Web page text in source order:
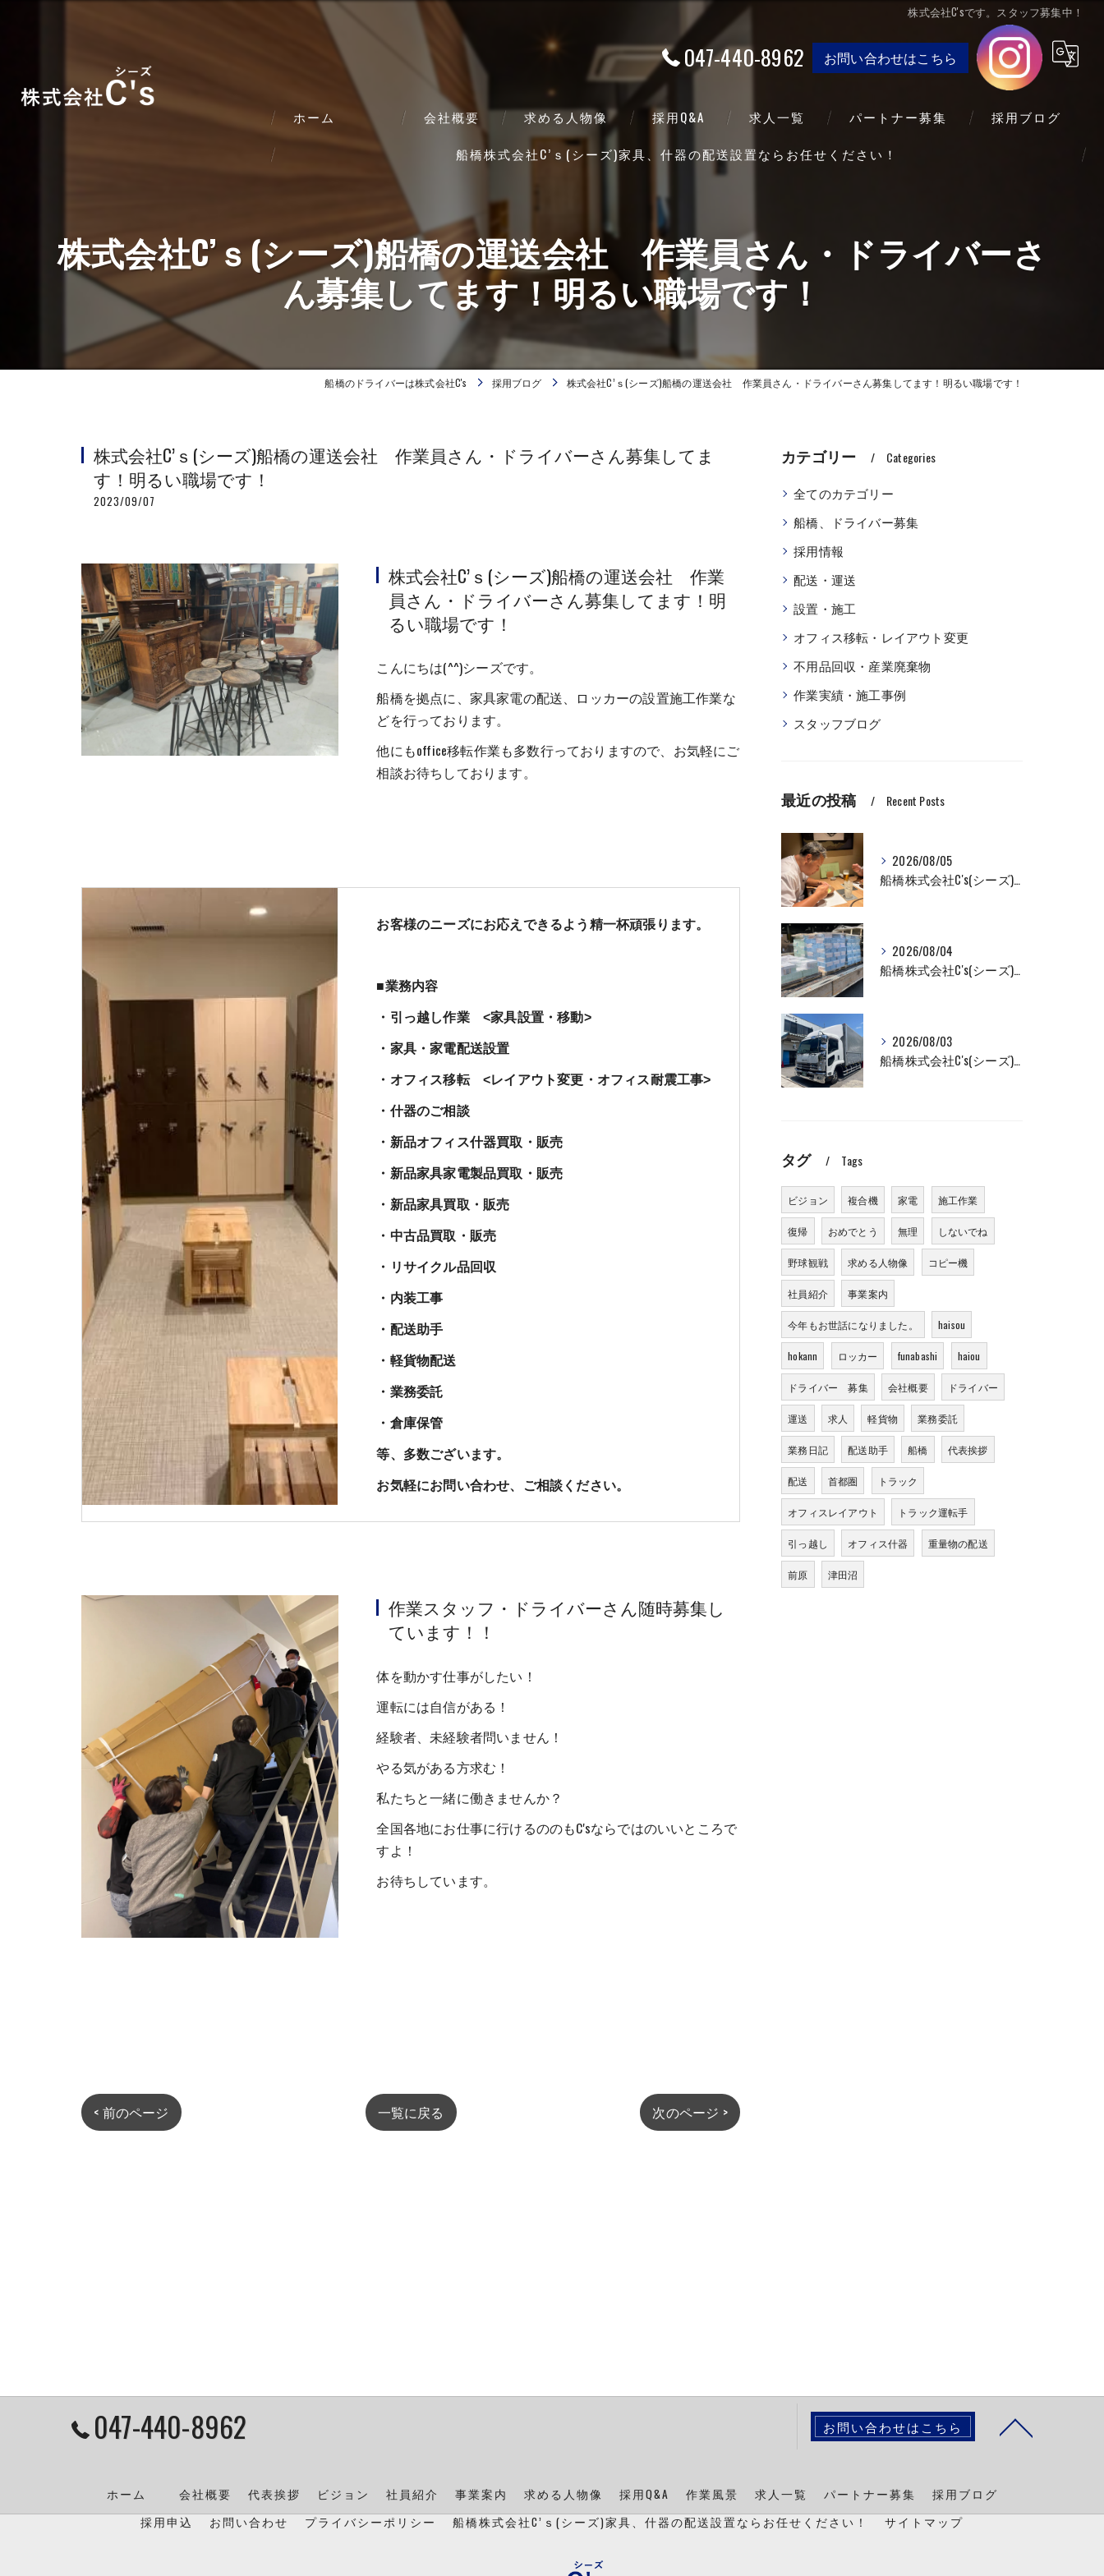
株式会社C'sです。スタッフ募集中！
047-440-8962 お問い合わせはこちら
ホーム 会社概要
事業案内
求める人物像 採用Q&A 求人一覧 パートナー募集 採用ブログ
船橋株式会社C’ｓ(シーズ)家具、什器の配送設置ならお任せください！
株式会社C’ｓ(シーズ)船橋の運送会社 作業員さん・ドライバーさ
ん募集してます！明るい職場です！
船橋のドライバーは株式会社C's 採用ブログ 株式会社C’ｓ(シーズ)船橋の運送会社 作業員さん・ドライバーさん募集してます！明るい職場です！
株式会社C’ｓ(シーズ)船橋の運送会社 作業員さん・ドライバーさん募集してま
す！明るい職場です！
2023/09/07
株式会社C’ｓ(シーズ)船橋の運送会社 作業
員さん・ドライバーさん募集してます！明
るい職場です！
こんにちは(^^)シーズです。
船橋を拠点に、家具家電の配送、ロッカーの設置施工作業な
どを行っております。
他にもoffice移転作業も多数行っておりますので、お気軽にご
相談お待ちしております。
お客様のニーズにお応えできるよう精一杯頑張ります。
■業務内容
・引っ越し作業 <家具設置・移動>
・家具・家電配送設置
・オフィス移転 <レイアウト変更・オフィス耐震工事>
・什器のご相談
・新品オフィス什器買取・販売
・新品家具家電製品買取・販売
・新品家具買取・販売
・中古品買取・販売
・リサイクル品回収
・内装工事
・配送助手
・軽貨物配送
・業務委託
・倉庫保管
等、多数ございます。
お気軽にお問い合わせ、ご相談ください。
作業スタッフ・ドライバーさん随時募集し
ています！！
体を動かす仕事がしたい！
運転には自信がある！
経験者、未経験者問いません！
やる気がある方求む！
私たちと一緒に働きませんか？
全国各地にお仕事に行けるののもC'sならではのいいところで
すよ！
お待ちしています。
< 前のページ 一覧に戻る 次のページ >
カテゴリー Categories
全てのカテゴリー
船橋、ドライバー募集
採用情報
配送・運送
設置・施工
オフィス移転・レイアウト変更
不用品回収・産業廃棄物
作業実績・施工事例
スタッフブログ
最近の投稿 Recent Posts
2026/08/05
船橋株式会社C's(シーズ)商品輸送なら私たちにお任せください！お取引先様との交流を深めました！
2026/08/04
船橋株式会社C's(シーズ)商品輸送なら私たちにお任せください！
2026/08/03
船橋株式会社C's(シーズ)商品輸送なら私たちにお任せください！
タグ Tags
ビジョン 複合機 家電 施工作業
復帰 おめでとう 無理 しないでね
野球観戦 求める人物像 コピー機
社員紹介 事業案内
今年もお世話になりました。 haisou
hokann ロッカー funabashi haiou
ドライバー 募集 会社概要 ドライバー
運送 求人 軽貨物 業務委託
業務日記 配送助手 船橋 代表挨拶
配送 首都圏 トラック
オフィスレイアウト トラック運転手
引っ越し オフィス什器 重量物の配送
前原 津田沼
047-440-8962 お問い合わせはこちら
ホーム 会社概要 代表挨拶 ビジョン 社員紹介 事業案内 求める人物像 採用Q&A 作業風景 求人一覧 パートナー募集
採用ブログ
採用申込
お問い合わせ プライバシーポリシー 船橋株式会社C’ｓ(シーズ)家具、什器の配送設置ならお任せください！ サイトマップ